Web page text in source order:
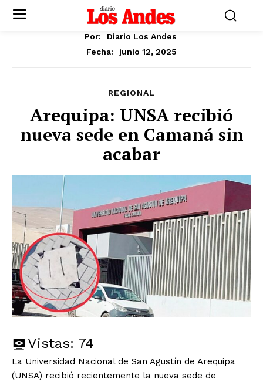
Por:
Diario Los Andes
Fecha:
junio 12, 2025
REGIONAL
Arequipa: UNSA recibió
nueva sede en Camaná sin
acabar
Vistas: 74
La Universidad Nacional de San Agustín de Arequipa
(UNSA) recibió recientemente la nueva sede de